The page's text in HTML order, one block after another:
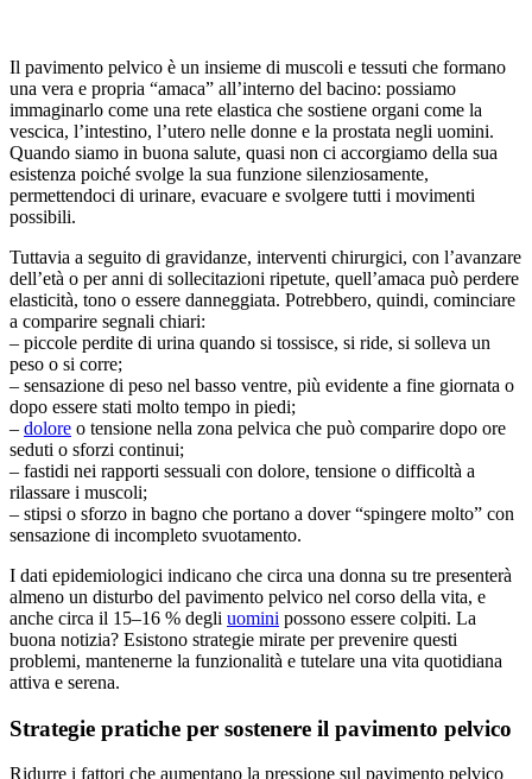
Il pavimento pelvico è un insieme di muscoli e tessuti che formano
una vera e propria “amaca” all’interno del bacino: possiamo
immaginarlo come una rete elastica che sostiene organi come la
vescica, l’intestino, l’utero nelle donne e la prostata negli uomini.
Quando siamo in buona salute, quasi non ci accorgiamo della sua
esistenza poiché svolge la sua funzione silenziosamente,
permettendoci di urinare, evacuare e svolgere tutti i movimenti
possibili.
Tuttavia a seguito di gravidanze, interventi chirurgici, con l’avanzare
dell’età o per anni di sollecitazioni ripetute, quell’amaca può perdere
elasticità, tono o essere danneggiata. Potrebbero, quindi, cominciare
a comparire segnali chiari:
– piccole perdite di urina quando si tossisce, si ride, si solleva un
peso o si corre;
– sensazione di peso nel basso ventre, più evidente a fine giornata o
dopo essere stati molto tempo in piedi;
– dolore o tensione nella zona pelvica che può comparire dopo ore
seduti o sforzi continui;
– fastidi nei rapporti sessuali con dolore, tensione o difficoltà a
rilassare i muscoli;
– stipsi o sforzo in bagno che portano a dover “spingere molto” con
sensazione di incompleto svuotamento.
I dati epidemiologici indicano che circa una donna su tre presenterà
almeno un disturbo del pavimento pelvico nel corso della vita, e
anche circa il 15–16 % degli uomini possono essere colpiti. La
buona notizia? Esistono strategie mirate per prevenire questi
problemi, mantenerne la funzionalità e tutelare una vita quotidiana
attiva e serena.
Strategie pratiche per sostenere il pavimento pelvico
Ridurre i fattori che aumentano la pressione sul pavimento pelvico